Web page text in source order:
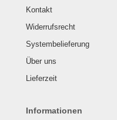
Kontakt
Widerrufsrecht
Systembelieferung
Über uns
Lieferzeit
Informationen